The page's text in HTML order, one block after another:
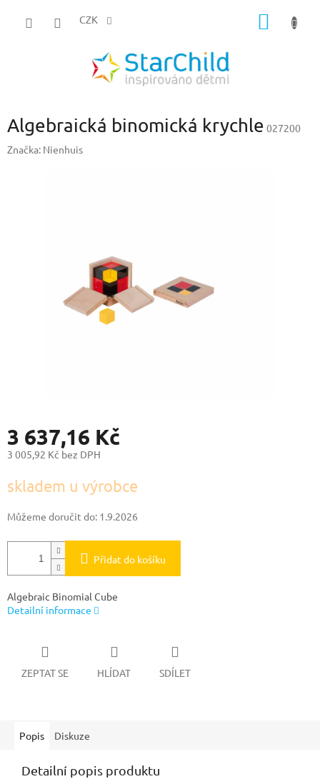
CZK
Algebraická binomická krychle 027200
Značka: Nienhuis
3 637,16 Kč
3 005,92 Kč bez DPH
cena:
skladem u výrobce
Můžeme doručit do: 1.9.2026
Přidat do košíku
Algebraic Binomial Cube
Detailní informace
ZEPTAT SE HLÍDAT SDÍLET
Popis Diskuze
Detailní popis produktu